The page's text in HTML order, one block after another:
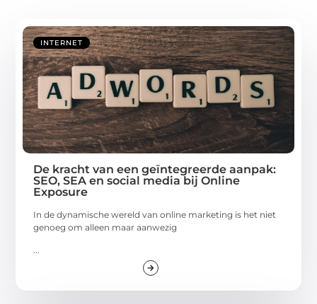
INTERNET
De kracht van een geïntegreerde aanpak:
SEO, SEA en social media bij Online
Exposure
In de dynamische wereld van online marketing is het niet
genoeg om alleen maar aanwezig
...